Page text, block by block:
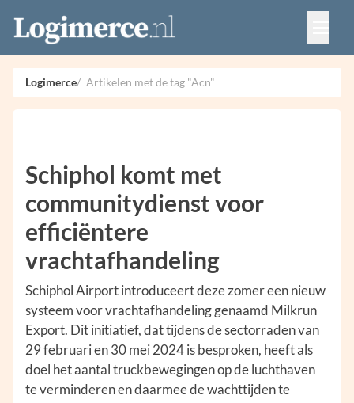
Vacatures
Events
Adverteren
Partners
Logimerce Artikelen met de tag "Acn"
Schiphol komt met
communitydienst voor
efficiëntere
vrachtafhandeling
Schiphol Airport introduceert deze zomer een nieuw
systeem voor vrachtafhandeling genaamd Milkrun
Export. Dit initiatief, dat tijdens de sectorraden van
29 februari en 30 mei 2024 is besproken, heeft als
doel het aantal truckbewegingen op de luchthaven
te verminderen en daarmee de wachttijden te